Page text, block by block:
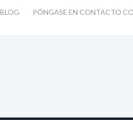
BLOG PÓNGASE EN CONTACTO